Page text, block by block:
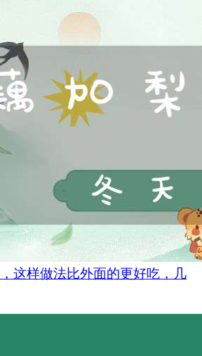
这样做法比外面的更好吃，几